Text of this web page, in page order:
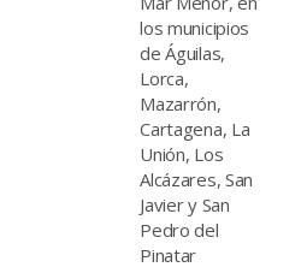
los municipios
de Águilas,
Lorca,
Mazarrón,
Cartagena, La
Unión, Los
Alcázares, San
Javier y San
Pedro del
Pinatar